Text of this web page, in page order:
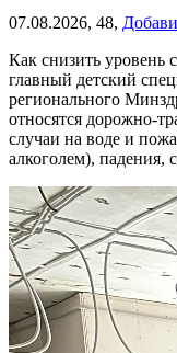
07.08.2026, 48,
Как снизить уровень
главный детский
регионального
относятся дорожно-
случаи на воде и
алкоголем), падения,